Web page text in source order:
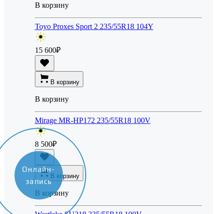
В корзину
Toyo Proxes Sport 2 235/55R18 104Y
15 600₽
В корзину
В корзину
Mirage MR-HP172 235/55R18 100V
8 500₽
В корзину
В корзину
Онлайн-
запись